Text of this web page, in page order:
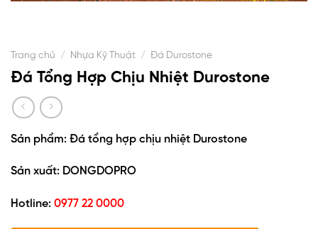
Trang chủ / Nhựa Kỹ Thuật / Đá Durostone
Đá Tổng Hợp Chịu Nhiệt Durostone
Sản phẩm: Đá tổng hợp chịu nhiệt Durostone
Sản xuất: DONGDOPRO
Hotline: 0977 22 0000